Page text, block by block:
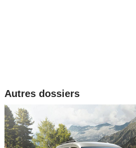
Autres dossiers